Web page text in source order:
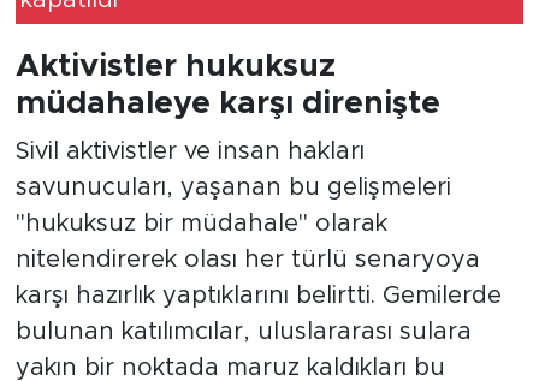
Aktivistler hukuksuz
müdahaleye karşı direnişte
Sivil aktivistler ve insan hakları
savunucuları, yaşanan bu gelişmeleri
"hukuksuz bir müdahale" olarak
nitelendirerek olası her türlü senaryoya
karşı hazırlık yaptıklarını belirtti. Gemilerde
bulunan katılımcılar, uluslararası sulara
yakın bir noktada maruz kaldıkları bu